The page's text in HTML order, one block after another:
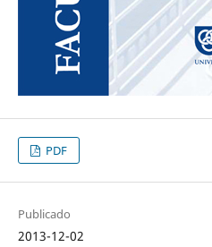
PDF
Publicado
2013-12-02